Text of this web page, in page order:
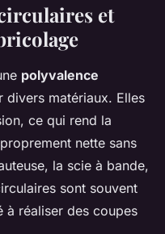
et
polyvalence
divers matériaux. Elles
ce qui rend la
nette sans
la scie à bande,
sont souvent
à réaliser des coupes